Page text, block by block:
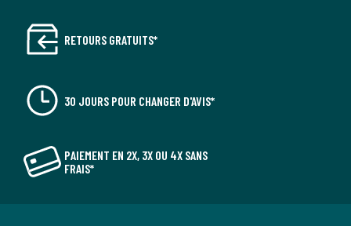
RETOURS GRATUITS*
30 JOURS POUR CHANGER D'AVIS*
PAIEMENT EN 2X, 3X OU 4X SANS
FRAIS*